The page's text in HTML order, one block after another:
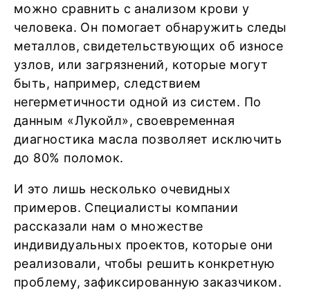
можно сравнить с анализом крови у
человека. Он помогает обнаружить следы
металлов, свидетельствующих об износе
узлов, или загрязнений, которые могут
быть, например, следствием
негерметичности одной из систем. По
данным «Лукойл», своевременная
диагностика масла позволяет исключить
до 80% поломок.
И это лишь несколько очевидных
примеров. Специалисты компании
рассказали нам о множестве
индивидуальных проектов, которые они
реализовали, чтобы решить конкретную
проблему, зафиксированную заказчиком.